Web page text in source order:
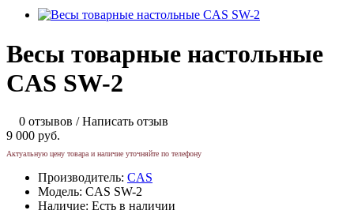
Весы товарные настольные
CAS SW-2
0 отзывов /Написать отзыв
9 000 руб.
Актуальную цену товара и наличие уточняйте по телефону
Производитель: CAS
Модель: CAS SW-2
Наличие: Есть в наличии